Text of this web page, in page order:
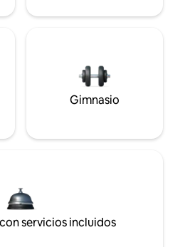
Gimnasio
servicios incluidos